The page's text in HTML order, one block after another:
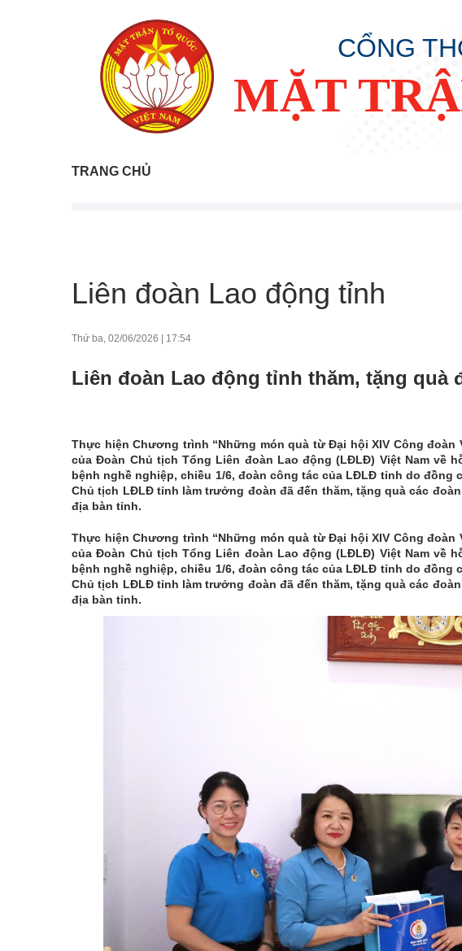
CỔNG
MẶT
TRANG CHỦ
Liên đoàn Lao động tỉnh
Thứ ba, 02/06/2026 | 17:54
Liên đoàn Lao động tỉnh thăm, tặng quà
Thực hiện Chương trình “Những món quà từ Đại hội XIV Công đoàn
của Đoàn Chủ tịch Tổng Liên đoàn Lao động (LĐLĐ) Việt Nam về
bệnh nghề nghiệp, chiều 1/6, đoàn công tác của LĐLĐ tỉnh do đồng
Chủ tịch LĐLĐ tỉnh làm trưởng đoàn đã đến thăm, tặng quà các
địa bàn tỉnh.
Thực hiện Chương trình “Những món quà từ Đại hội XIV Công đoàn
của Đoàn Chủ tịch Tổng Liên đoàn Lao động (LĐLĐ) Việt Nam về
bệnh nghề nghiệp, chiều 1/6, đoàn công tác của LĐLĐ tỉnh do đồng
Chủ tịch LĐLĐ tỉnh làm trưởng đoàn đã đến thăm, tặng quà các
địa bàn tỉnh.